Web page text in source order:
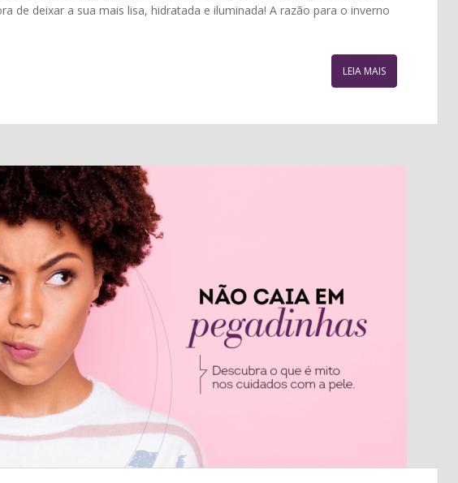
de deixar a sua mais lisa, hidratada e iluminada! A razão para o inverno
LEIA MAIS